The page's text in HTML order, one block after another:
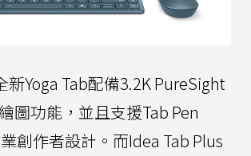
Yoga Tab配備3.2K PureSight
圖功能，並且支援Tab Pen
創作者設計。而Idea Tab Plus